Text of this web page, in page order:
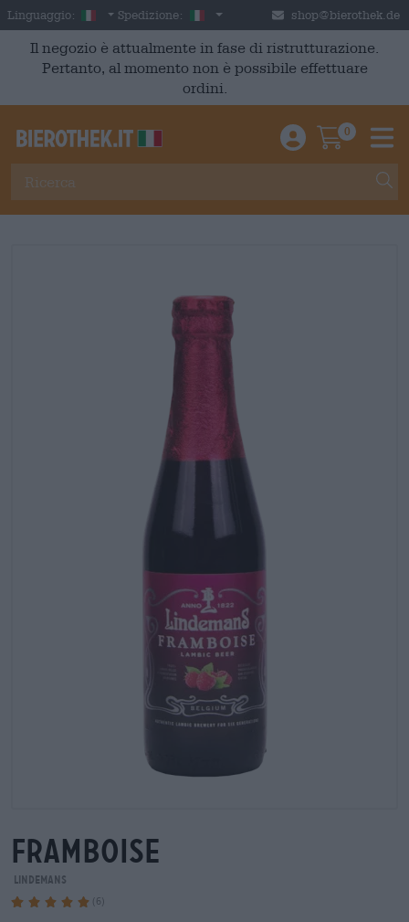
Skip to main content
Linguaggio: Italian
Spedizione: Italia shop@bierothek.de
Il negozio è attualmente in fase di ristrutturazione.
Pertanto, al momento non è possibile effettuare
ordini.
Einloggen /
0
framboise
Lindemans
(6)